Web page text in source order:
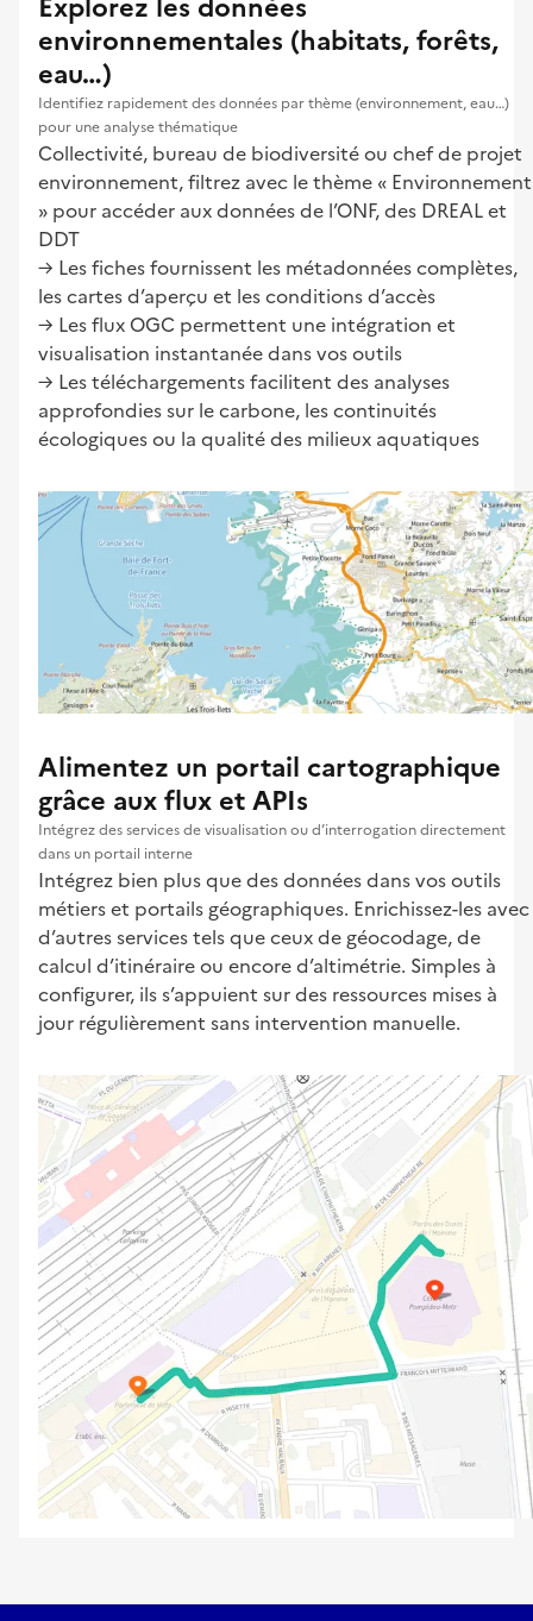
Explorez les données
environnementales (habitats, forêts,
eau…)
Identifiez rapidement des données par thème (environnement, eau…)
pour une analyse thématique
Collectivité, bureau de biodiversité ou chef de projet
environnement, filtrez avec le thème « Environnement
» pour accéder aux données de l’ONF, des DREAL et
DDT
→ Les fiches fournissent les métadonnées complètes,
les cartes d’aperçu et les conditions d’accès
→ Les flux OGC permettent une intégration et
visualisation instantanée dans vos outils
→ Les téléchargements facilitent des analyses
approfondies sur le carbone, les continuités
écologiques ou la qualité des milieux aquatiques
Alimentez un portail cartographique
grâce aux flux et APIs
Intégrez des services de visualisation ou d’interrogation directement
dans un portail interne
Intégrez bien plus que des données dans vos outils
métiers et portails géographiques. Enrichissez-les avec
d’autres services tels que ceux de géocodage, de
calcul d’itinéraire ou encore d’altimétrie. Simples à
configurer, ils s’appuient sur des ressources mises à
jour régulièrement sans intervention manuelle.